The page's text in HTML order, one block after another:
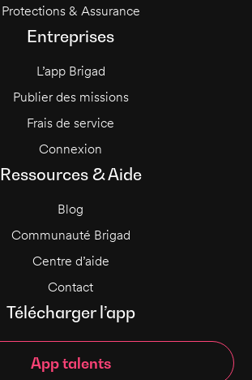
Protections & Assurance
Entreprises
L’app Brigad
Publier des missions
Frais de service
Connexion
Ressources & Aide
Blog
Communauté Brigad
Centre d’aide
Contact
Télécharger l’app
App talents